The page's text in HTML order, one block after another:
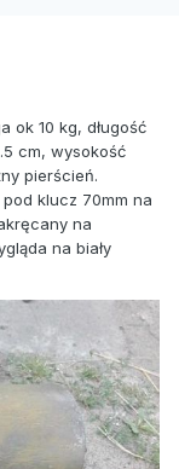
ok 10 kg, długość
cm, wysokość
pierścień.
klucz 70mm na
na
na biały